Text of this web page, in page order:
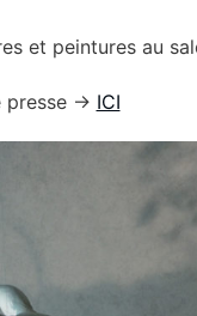
et peintures au
presse -> ICI